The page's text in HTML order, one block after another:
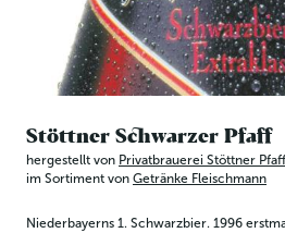
Stöttner Schwarzer Pfaff
hergestellt von Privatbrauerei Stöttner
im Sortiment von Getränke Fleischmann
Niederbayerns 1. Schwarzbier. 1996